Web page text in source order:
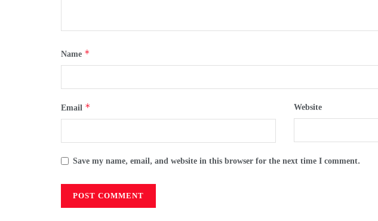
Name *
Email * Website
Save my name, email, and website in this browser for the next time I comment.